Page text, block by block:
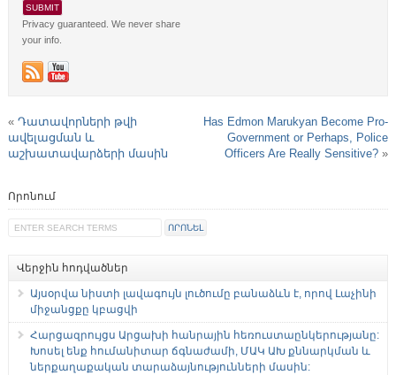
Privacy guaranteed. We never share
your info.
« Դատավորների թվի
ավելացման և
աշխատավարձերի մասին
Has Edmon Marukyan Become Pro-
Government or Perhaps, Police
Officers Are Really Sensitive? »
Որոնում
Վերջին հոդվածներ
Այսօրվա նիստի լավագույն լուծումը բանաձևն է, որով Լաչինի
միջանցքը կբացվի
Հարցազրույցս Արցախի հանրային հեռուստաընկերությանը:
Խոսել ենք հումանիտար ճգնաժամի, ՄԱԿ ԱԽ քննարկման և
ներքաղաքական տարաձայնությունների մասին: